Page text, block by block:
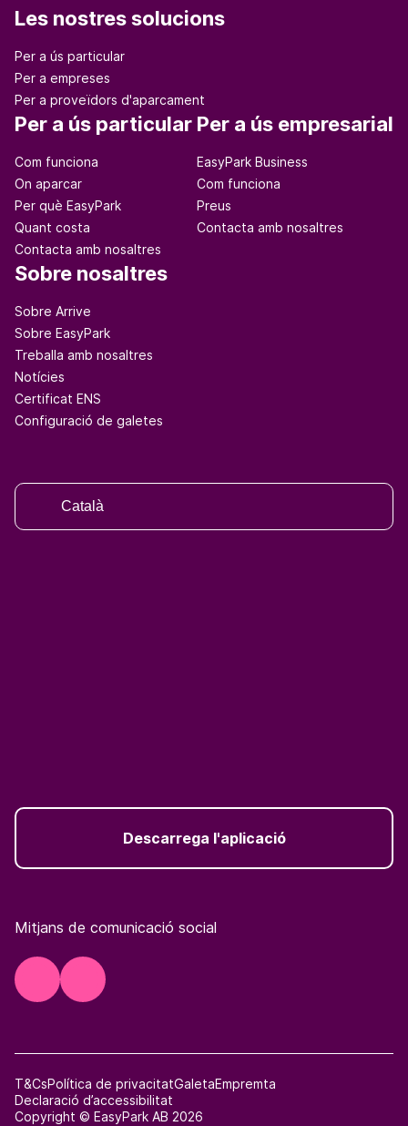
Les nostres solucions
Per a ús particular
Per a empreses
Per a proveïdors d'aparcament
Per a ús particular
Com funciona
On aparcar
Per què EasyPark
Quant costa
Contacta amb nosaltres
Per a ús empresarial
EasyPark Business
Com funciona
Preus
Contacta amb nosaltres
Sobre nosaltres
Sobre Arrive
Sobre EasyPark
Treballa amb nosaltres
Notícies
Certificat ENS
Configuració de galetes
Català
Descarrega l'aplicació
Mitjans de comunicació social
Copyright © EasyPark AB 2026
T&CsPolítica de privacitatGaletaEmpremta
Declaració d’accessibilitat